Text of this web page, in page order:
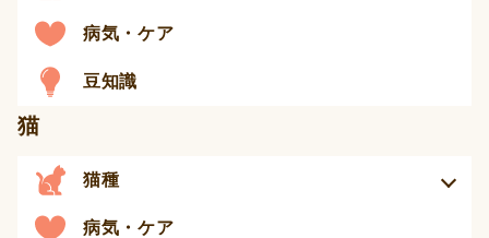
病気・ケア
豆知識
猫
猫種
病気・ケア